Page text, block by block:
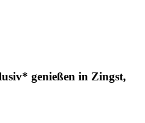
genießen in Zingst,